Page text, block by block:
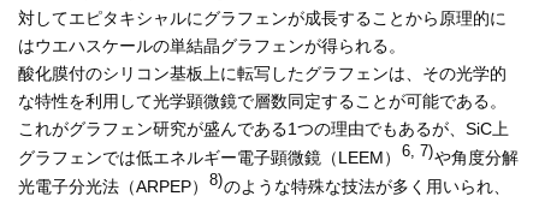
対してエピタキシャルにグラフェンが成長することから原理的に
はウエハスケールの単結晶グラフェンが得られる。
酸化膜付のシリコン基板上に転写したグラフェンは、その光学的
な特性を利用して光学顕微鏡で層数同定することが可能である。
これがグラフェン研究が盛んである1つの理由でもあるが、SiC上
グラフェンでは低エネルギー電子顕微鏡（LEEM） 6, 7)や角度分解
光電子分光法（ARPEP） 8)のような特殊な技法が多く用いられ、